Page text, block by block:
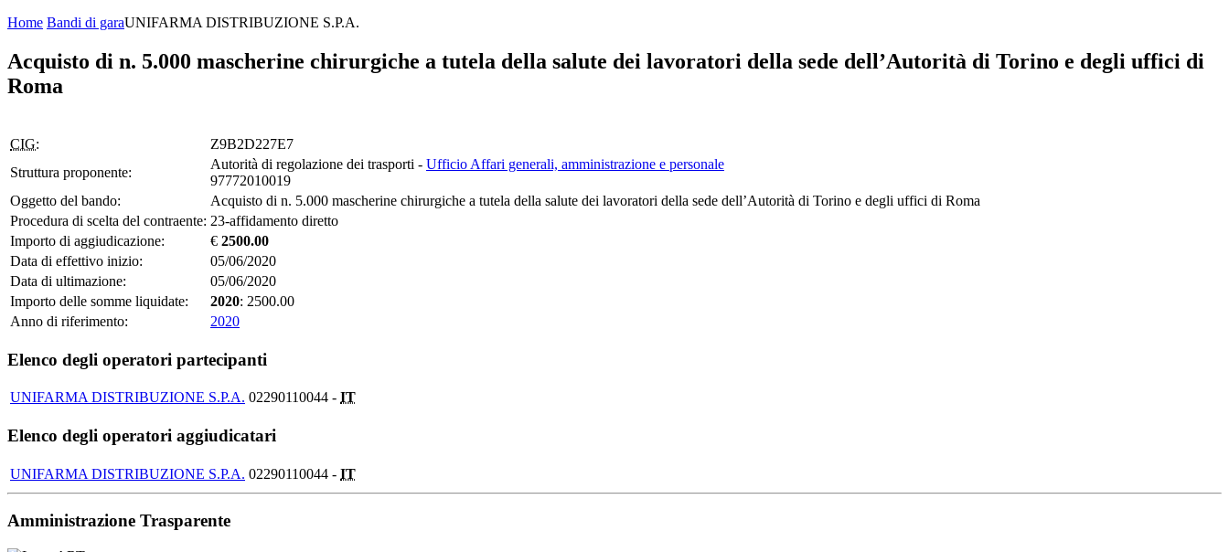
Home Bandi di garaUNIFARMA DISTRIBUZIONE S.P.A.
Acquisto di n. 5.000 mascherine chirurgiche a tutela della salute dei lavoratori della sede dell’Autorità di Torino e degli uffici di
Roma
CIG:
Z9B2D227E7
Struttura proponente:
Autorità di regolazione dei trasporti - Ufficio Affari generali, amministrazione e personale
97772010019
Oggetto del bando:
Acquisto di n. 5.000 mascherine chirurgiche a tutela della salute dei lavoratori della sede dell’Autorità di Torino e degli uffici di Roma
Procedura di scelta del contraente: 23-affidamento diretto
Importo di aggiudicazione:
€ 2500.00
Data di effettivo inizio:
05/06/2020
Data di ultimazione:
05/06/2020
Importo delle somme liquidate:
2020: 2500.00
Anno di riferimento:
2020
Elenco degli operatori partecipanti
UNIFARMA DISTRIBUZIONE S.P.A. 02290110044 - IT
Elenco degli operatori aggiudicatari
UNIFARMA DISTRIBUZIONE S.P.A. 02290110044 - IT
Amministrazione Trasparente